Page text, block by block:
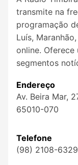
transmite na
programação
Luís,
online. Oferece
segmentos
Endereço
Av. Beira Mar,
65010-070
Telefone
(98) 2108-6329